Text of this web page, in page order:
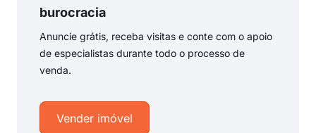
burocracia
Anuncie grátis, receba visitas e conte com o apoio
de especialistas durante todo o processo de
venda.
Vender imóvel